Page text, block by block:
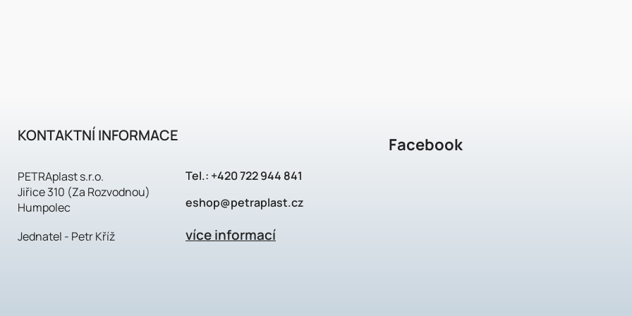
KONTAKTNÍ INFORMACE
PETRAplast s.r.o.
Jiřice 310 (Za Rozvodnou)
Humpolec
Jednatel - Petr Kříž
Tel.: +420 722 944 841
eshop@petraplast.cz
více informací
Facebook